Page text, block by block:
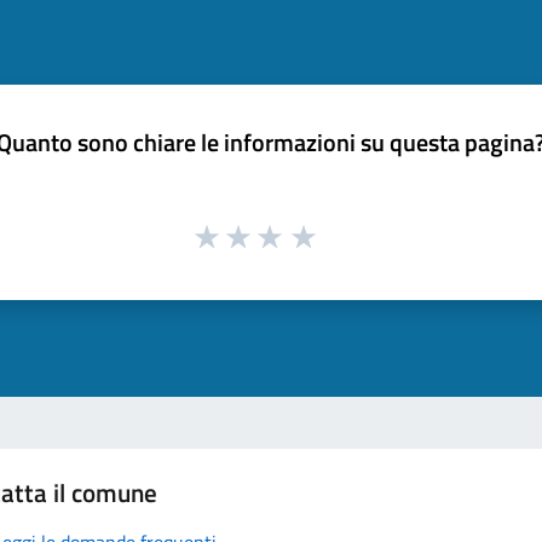
sono chiare le informazioni su questa
il comune